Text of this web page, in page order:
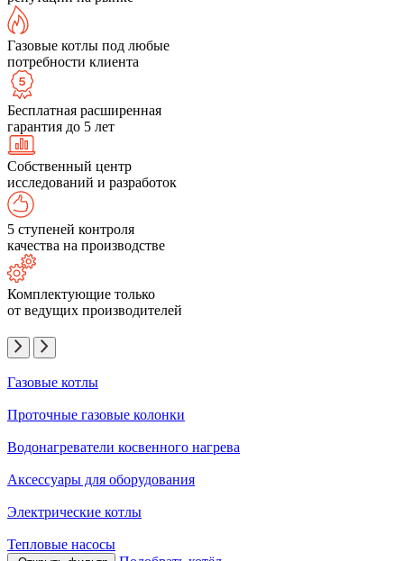
Газовые котлы под любые
потребности клиента
Бесплатная расширенная
гарантия до 5 лет
Собственный центр
исследований и разработок
5 ступеней контроля
качества на производстве
Комплектующие только
от ведущих производителей
Газовые котлы
Проточные газовые колонки
Водонагреватели косвенного нагрева
Аксессуары для оборудования
Электрические котлы
Тепловые насосы